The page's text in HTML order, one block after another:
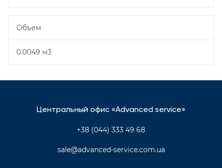
Объем
0.0049 м3
Центральный офис «Advanced service»
+38 (044) 333 49 68
sale@advanced-service.com.ua